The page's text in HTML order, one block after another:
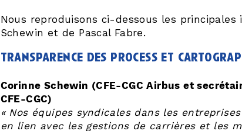
Nous reproduisons ci-dessous les principales
Schewin et de Pascal Fabre.
transparence des process et
Corinne Schewin (CFE-CGC Airbus et
CFE-CGC)
« Nos équipes syndicales dans les
en lien avec les gestions de carrières et les